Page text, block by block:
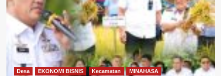
Desa EKONOMI BISNIS Kecamatan
MINAHASA